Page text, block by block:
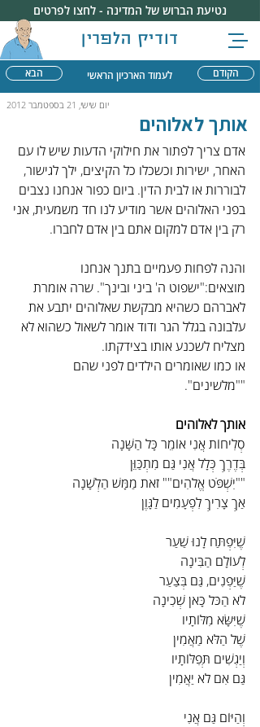
דודיק הלפרין
נטיעת הברוש של המדינה - לחצו לפרטים
הבא הקודם לעמוד הארכיון הראשי
יום שישי, 21 בספטמבר 2012
אותך לאלוהים
אדם צריך לפתור את חילוקי הדעות שיש לו עם
האחר, ישירות וכשכלו כל הקיצים, ילך לגישור,
לבוררות או לבית הדין. ביום כפור אנחנו נצבים
בפני האלוהים אשר מודיע לנו חד משמעית, אני
רק בין אדם למקום אתם בין אדם לחברו.
והנה לפחות פעמיים בתנך אנחנו
מוצאים:"ישפוט ה' ביני ובינך". שרה אומרת
לאברהם כשהיא מבקשת שאלוהים יתבע את
עלבונה בגלל הגר ודוד אומר לשאול כשהוא לא
מצליח לשכנע אותו בצידקתו.
או כמו שאומרים הילדים לפני שהם
""מלשינים".
אותך לאלוהים
סְלִיחוֹת אֲנִי אוֹמֵר כָּל הַשָּׁנָה
בְּדֶרֶךְ כְּלָל אֲנִי גַּם מִתְכַּוֵּן
""יִשְׁפֹּט אֱלֹהִים"" זֹאת מַמָּשׁ הַלְשָׁנָה
אַךְ צָרִיךְ לִפְעָמִים לַגָּוֶן
שֶׁיִּפְתַּח לָנוּ שַׁעַר
לְעוֹלָם הַבִּינָה
שֶׁיַּפְנִים, גַּם בְּצַעַר
לֹא הַכֹּל כָּאן שְׁכִינָה
שֶׁיִּשָּׂא מִלּוֹתָיו
שֶׁל הַלֹּא מַאֲמִין
וְיַגְשִׁים תְּפִלּוֹתָיו
גַּם אִם לֹא יַאֲמִין
וְהַיּוֹם גַּם אֲנִי